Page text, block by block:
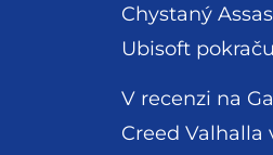
Chystaný
Ubisoft
V recenzi na
Creed Valhalla